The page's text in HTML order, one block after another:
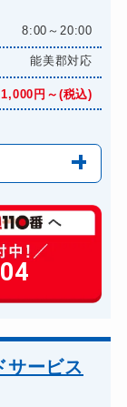
8:00～20:00
能美郡対応
円～(税込)
6,600円～(税込)
円～(税込)
円～(税込)
円～(税込)
サービス